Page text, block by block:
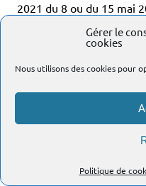
Gérer le
cookies
Nous utilisons des cookies pour
Politique de
2021 du 8 ou du 15 mai
les chevilles ouvrières
les bénévoles
tard dans le courant du
d’insérer le TPA dans le
En attendant de vous